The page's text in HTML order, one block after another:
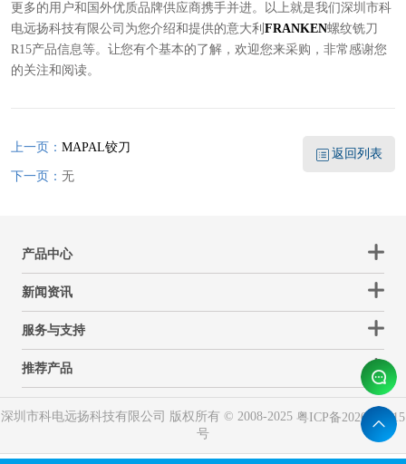
更多的用户和国外优质品牌供应商携手并进。以上就是我们深圳市科
电远扬科技有限公司为您介绍和提供的意大利 FRANKEN螺纹铣刀
R15产品信息等。让您有个基本的了解，欢迎您来采购，非常感谢您
的关注和阅读。
上一页： MAPAL铰刀
下一页： 无
返回列表
产品中心
新闻资讯
服务与支持
推荐产品
深圳市科电远扬科技有限公司 版权所有 © 2008-2025 粤ICP备2020088115
号